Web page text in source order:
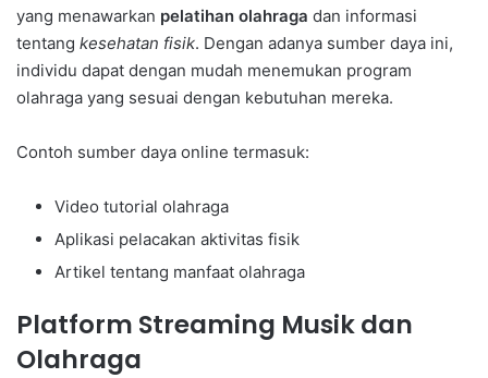
yang menawarkan pelatihan olahraga dan informasi
tentang kesehatan fisik. Dengan adanya sumber daya ini,
individu dapat dengan mudah menemukan program
olahraga yang sesuai dengan kebutuhan mereka.
Contoh sumber daya online termasuk:
Video tutorial olahraga
Aplikasi pelacakan aktivitas fisik
Artikel tentang manfaat olahraga
Platform Streaming Musik dan
Olahraga